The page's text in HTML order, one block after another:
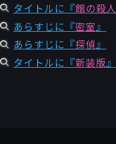
タイトルに『館の殺人
あらすじに『密室 』
あらすじに『探偵』
タイトルに『新装版』